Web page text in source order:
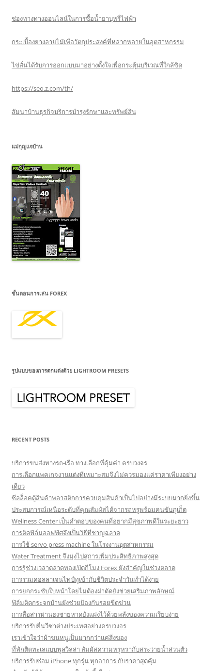
ช่องทางทางออนไลน์ในการซื้อน้ำยาบุหรี่ไฟฟ้า
กระเบื้องยางลายไม้เพื่อวัตถุประสงค์ที่หลากหลายในอุตสาหกรรม
ไข่สั่นได้รับการออกแบบมาอย่างตั้งใจเพื่อกระตุ้นบริเวณที่ใกล้ชิด
https://seo.z.com/th/
สัมนาบ้านธุรกิจบริการบำรุงรักษาและทรัพย์สิน
แม่กุญแจบ้าน
ขั้นตอนการเล่น FOREX
รูปแบบของการตกแต่งด้วย LIGHTROOM PRESETS
RECENT POSTS
บริการขนส่งทางรถ-เรือ ทางเลือกที่คุ้มค่า ครบวงจร
การเลือกแพคเกจงานแต่งที่เหมาะสมจึงไม่ควรมองแค่ราคาเพียงอย่าง
เดียว
ซีลล็อคตู้สินค้าพลาสติกการควบคุมสินค้าเป็นไปอย่างมีระบบมากยิ่งขึ้น
ประสบการณ์เหนือระดับที่คุณสัมผัสได้จากรถหรูพร้อมคนขับภูเก็ต
Wellness Center เป็นคำตอบของคนที่อยากมีสุขภาพดีในระยะยาว
การติดฟิล์มออฟฟิศจึงเป็นวิธีที่ชาญฉลาด
การใช้ servo press machine ในโรงงานอุตสาหกรรม
Water Treatment จึงมุ่งไปสู่การเพิ่มประสิทธิภาพสูงสุด
การรู้ช่วงเวลาตลาดทองเปิดกี่โมง Forex ยังสำคัญในช่วงตลาด
การรวมคอลลาเจนไทป์ทูเข้ากับชีวิตประจำวันทำได้ง่าย
การยกกระชับใบหน้าโดยไม่ต้องผ่าตัดยังช่วยเสริมภาพลักษณ์
ฟิล์มติดกระจกบ้านยังช่วยป้องกันรอยขีดข่วน
การสื่อสารผ่านธงชายหาดยังแฝงไว้ด้วยพลังของความเรียบง่าย
บริการรับยื่นวีซ่าต่างประเทศอย่างครบวงจร
เราเข้าใจว่าผ้าขนหนูเป็นมากกว่าแค่สิ่งของ
ที่พักติดทะเลแบบพูลวิลล่า สัมผัสความหรูหรากับสระว่ายน้ำส่วนตัว
บริการรับซ่อม iPhone ทุกรุ่น ทุกอาการ กับราคาสุดคุ้ม